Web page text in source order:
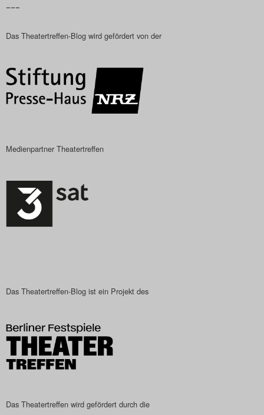
–––
Das Theatertreffen-Blog wird gefördert von der
Medienpartner Theatertreffen
Das Theatertreffen-Blog ist ein Projekt des
Das Theatertreffen wird gefördert durch die